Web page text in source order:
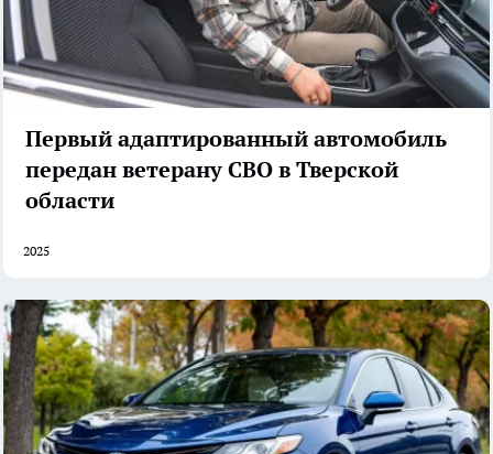
Первый адаптированный автомобиль
передан ветерану СВО в Тверской
области
2025